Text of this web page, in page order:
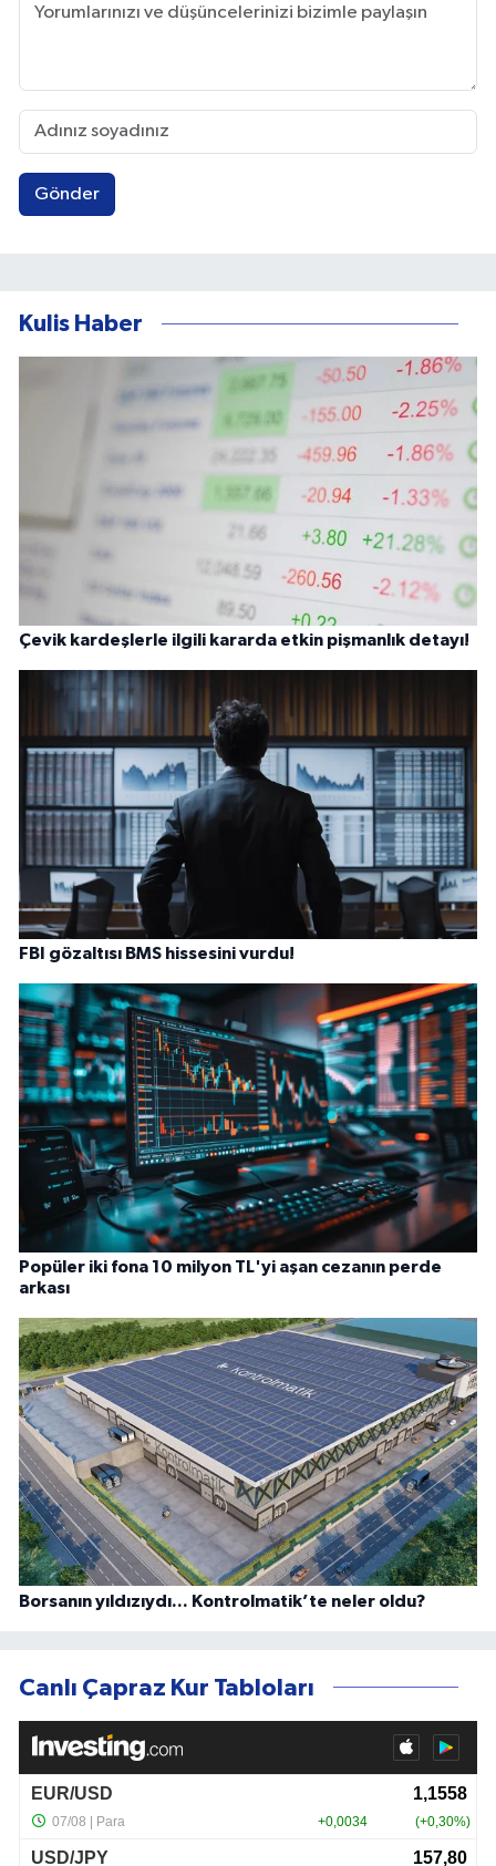
Gönder
Kulis Haber
Çevik kardeşlerle ilgili kararda etkin pişmanlık detayı!
FBI gözaltısı BMS hissesini vurdu!
Popüler iki fona 10 milyon TL'yi aşan cezanın perde
arkası
Borsanın yıldızıydı... Kontrolmatik’te neler oldu?
Canlı Çapraz Kur Tabloları